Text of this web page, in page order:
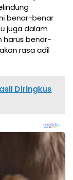
benar-benar
juga dalam
harus benar-
rasa adil
Diringkus